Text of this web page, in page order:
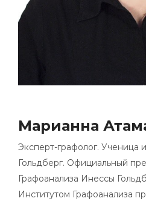
Марианна
Эксперт-графолог. Ученица
Гольдберг. Официальный
Графоанализа Инессы
Институтом Графоанализа